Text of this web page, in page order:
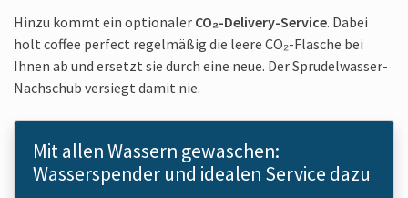
Hinzu kommt ein optionaler CO₂-Delivery-Service. Dabei
holt coffee perfect regelmäßig die leere CO₂-Flasche bei
Ihnen ab und ersetzt sie durch eine neue. Der Sprudelwasser-
Nachschub versiegt damit nie.
Mit allen Wassern gewaschen:
Wasserspender und idealen Service dazu